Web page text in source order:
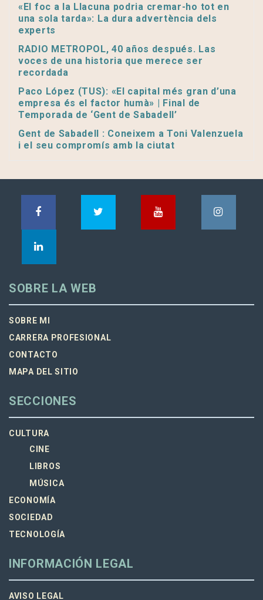
«El foc a la Llacuna podria cremar-ho tot en
una sola tarda»: La dura advertència dels
experts
RADIO METROPOL, 40 años después. Las
voces de una historia que merece ser
recordada
Paco López (TUS): «El capital més gran d’una
empresa és el factor humà» | Final de
Temporada de ‘Gent de Sabadell’
Gent de Sabadell : Coneixem a Toni Valenzuela
i el seu compromís amb la ciutat
SOBRE LA WEB
SOBRE MI
CARRERA PROFESIONAL
CONTACTO
MAPA DEL SITIO
SECCIONES
CULTURA
CINE
LIBROS
MÚSICA
ECONOMÍA
SOCIEDAD
TECNOLOGÍA
INFORMACIÓN LEGAL
AVISO LEGAL